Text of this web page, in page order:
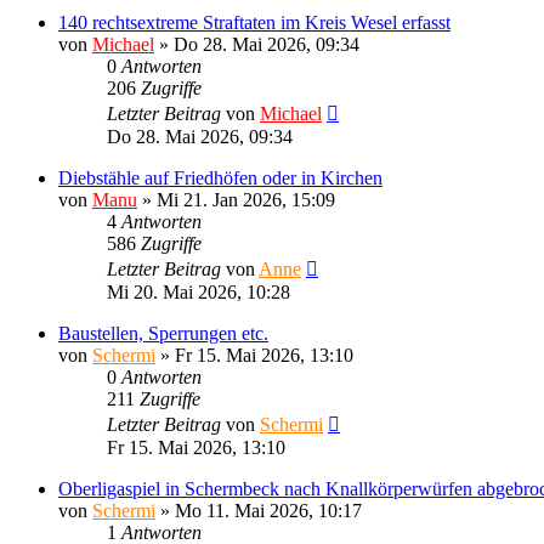
140 rechtsextreme Straftaten im Kreis Wesel erfasst
von Michael » Do 28. Mai 2026, 09:34
0 Antworten
206 Zugriffe
Letzter Beitrag von Michael
Do 28. Mai 2026, 09:34
Diebstähle auf Friedhöfen oder in Kirchen
von Manu » Mi 21. Jan 2026, 15:09
4 Antworten
586 Zugriffe
Letzter Beitrag von Anne
Mi 20. Mai 2026, 10:28
Baustellen, Sperrungen etc.
von Schermi » Fr 15. Mai 2026, 13:10
0 Antworten
211 Zugriffe
Letzter Beitrag von Schermi
Fr 15. Mai 2026, 13:10
Oberligaspiel in Schermbeck nach Knallkörperwürfen
von Schermi » Mo 11. Mai 2026, 10:17
1 Antworten